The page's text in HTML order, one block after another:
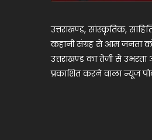
उत्तराखण्ड, सांस्कृतिक,
कहानी संग्रह से आम जनता को
उत्तराखण्ड का तेजी से उभरता
प्रकाशित करने वाला न्यूज